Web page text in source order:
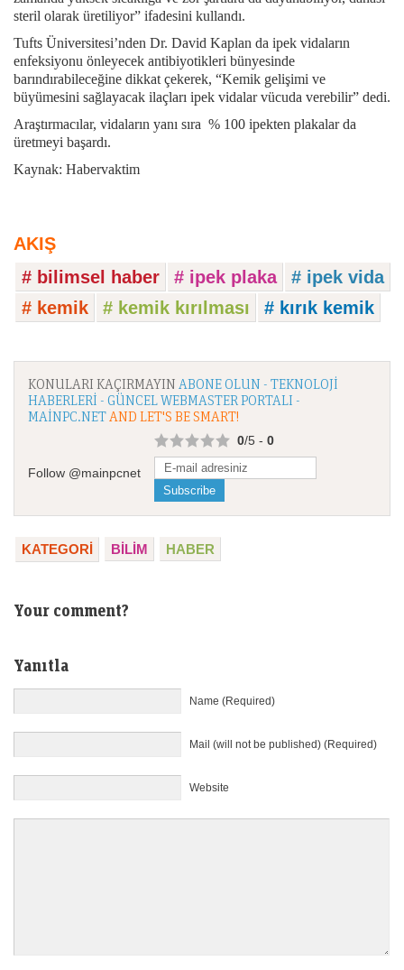
steril olarak üretiliyor” ifadesini kullandı.
Tufts Üniversitesi’nden Dr. David Kaplan da ipek vidaların
enfeksiyonu önleyecek antibiyotikleri bünyesinde
barındırabileceğine dikkat çekerek, “Kemik gelişimi ve
büyümesini sağlayacak ilaçları ipek vidalar vücuda verebilir” dedi.
Araştırmacılar, vidaların yanı sıra % 100 ipekten plakalar da
üretmeyi başardı.
Kaynak: Habervaktim
AKIŞ
# bilimsel haber
# ipek plaka
# ipek vida
# kemik
# kemik kırılması # kırık kemik
KONULARI KAÇIRMAYIN ABONE OLUN - TEKNOLOJI
HABERLERI - GÜNCEL WEBMASTER PORTALI -
MAINPC.NETAND LET'S BE SMART!
Follow @mainpcnet
0/5 - 0
KATEGORI BILIM HABER
Your comment?
Yanıtla
Name (Required)
Mail (will not be published) (Required)
Website